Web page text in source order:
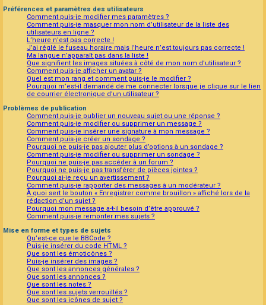
Préférences et paramètres des utilisateurs
Comment puis-je modifier mes paramètres ?
Comment puis-je masquer mon nom d’utilisateur de la liste des
utilisateurs en ligne ?
L’heure n’est pas correcte !
J’ai réglé le fuseau horaire mais l’heure n’est toujours pas correcte !
Ma langue n’apparaît pas dans la liste !
Que signifient les images situées à côté de mon nom d’utilisateur ?
Comment puis-je afficher un avatar ?
Quel est mon rang et comment puis-je le modifier ?
Pourquoi m’est-il demandé de me connecter lorsque je clique sur le lien
de courrier électronique d’un utilisateur ?
Problèmes de publication
Comment puis-je publier un nouveau sujet ou une réponse ?
Comment puis-je modifier ou supprimer un message ?
Comment puis-je insérer une signature à mon message ?
Comment puis-je créer un sondage ?
Pourquoi ne puis-je pas ajouter plus d’options à un sondage ?
Comment puis-je modifier ou supprimer un sondage ?
Pourquoi ne puis-je pas accéder à un forum ?
Pourquoi ne puis-je pas transférer de pièces jointes ?
Pourquoi ai-je reçu un avertissement ?
Comment puis-je rapporter des messages à un modérateur ?
À quoi sert le bouton « Enregistrer comme brouillon » affiché lors de la
rédaction d’un sujet ?
Pourquoi mon message a-t-il besoin d’être approuvé ?
Comment puis-je remonter mes sujets ?
Mise en forme et types de sujets
Qu’est-ce que le BBCode ?
Puis-je insérer du code HTML ?
Que sont les émoticônes ?
Puis-je insérer des images ?
Que sont les annonces générales ?
Que sont les annonces ?
Que sont les notes ?
Que sont les sujets verrouillés ?
Que sont les icônes de sujet ?